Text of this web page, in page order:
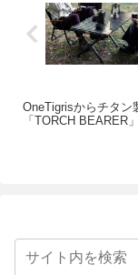
OneTigrisからチタン
「TORCH BEARER